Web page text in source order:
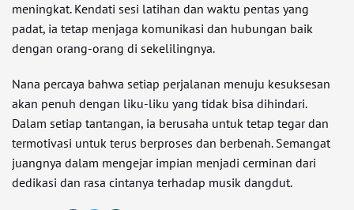
meningkat. Kendati sesi latihan dan waktu pentas yang
padat, ia tetap menjaga komunikasi dan hubungan baik
dengan orang-orang di sekelilingnya.
Nana percaya bahwa setiap perjalanan menuju kesuksesan
akan penuh dengan liku-liku yang tidak bisa dihindari.
Dalam setiap tantangan, ia berusaha untuk tetap tegar dan
termotivasi untuk terus berproses dan berbenah. Semangat
juangnya dalam mengejar impian menjadi cerminan dari
dedikasi dan rasa cintanya terhadap musik dangdut.